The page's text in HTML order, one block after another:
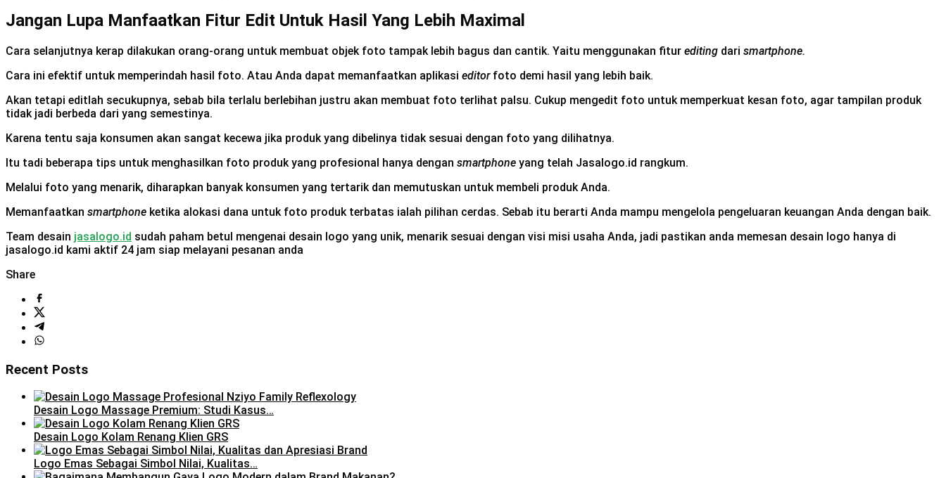
Jangan Lupa Manfaatkan Fitur Edit Untuk Hasil Yang Lebih Maximal
Cara selanjutnya kerap dilakukan orang-orang untuk membuat objek foto tampak lebih bagus dan cantik. Yaitu menggunakan fitur editing dari smartphone.
Cara ini efektif untuk memperindah hasil foto. Atau Anda dapat memanfaatkan aplikasi editorfoto demi hasil yang lebih baik.
Akan tetapi editlah secukupnya, sebab bila terlalu berlebihan justru akan membuat foto terlihat palsu. Cukup mengedit foto untuk memperkuat kesan foto, agar tampilan produk
tidak jadi berbeda dari yang semestinya.
Karena tentu saja konsumen akan sangat kecewa jika produk yang dibelinya tidak sesuai dengan foto yang dilihatnya.
Itu tadi beberapa tips untuk menghasilkan foto produk yang profesional hanya dengan smartphone yang telah Jasalogo.id rangkum.
Melalui foto yang menarik, diharapkan banyak konsumen yang tertarik dan memutuskan untuk membeli produk Anda.
Memanfaatkan smartphone ketika alokasi dana untuk foto produk terbatas ialah pilihan cerdas. Sebab itu berarti Anda mampu mengelola pengeluaran keuangan Anda dengan baik.
Team desain jasalogo.id sudah paham betul mengenai desain logo yang unik, menarik sesuai dengan visi misi usaha Anda, jadi pastikan anda memesan desain logo hanya di
jasalogo.id kami aktif 24 jam siap melayani pesanan anda
Share
Recent Posts
Desain Logo Massage Premium: Studi Kasus…
Desain Logo Kolam Renang Klien GRS
Logo Emas Sebagai Simbol Nilai, Kualitas…